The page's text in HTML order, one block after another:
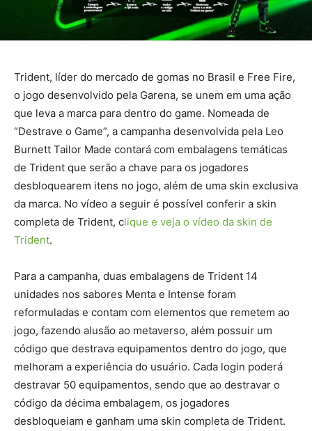
Trident, líder do mercado de gomas no Brasil e Free Fire,
o jogo desenvolvido pela Garena, se unem em uma ação
que leva a marca para dentro do game. Nomeada de
“Destrave o Game”, a campanha desenvolvida pela Leo
Burnett Tailor Made contará com embalagens temáticas
de Trident que serão a chave para os jogadores
desbloquearem itens no jogo, além de uma skin exclusiva
da marca. No vídeo a seguir é possível conferir a skin
completa de Trident, clique e veja o vídeo da skin de
Trident.
Para a campanha, duas embalagens de Trident 14
unidades nos sabores Menta e Intense foram
reformuladas e contam com elementos que remetem ao
jogo, fazendo alusão ao metaverso, além possuir um
código que destrava equipamentos dentro do jogo, que
melhoram a experiência do usuário. Cada login poderá
destravar 50 equipamentos, sendo que ao destravar o
código da décima embalagem, os jogadores
desbloqueiam e ganham uma skin completa de Trident.